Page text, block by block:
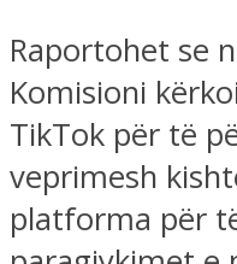
Raportohet se
Komisioni
TikTok për të
veprimesh
platforma për